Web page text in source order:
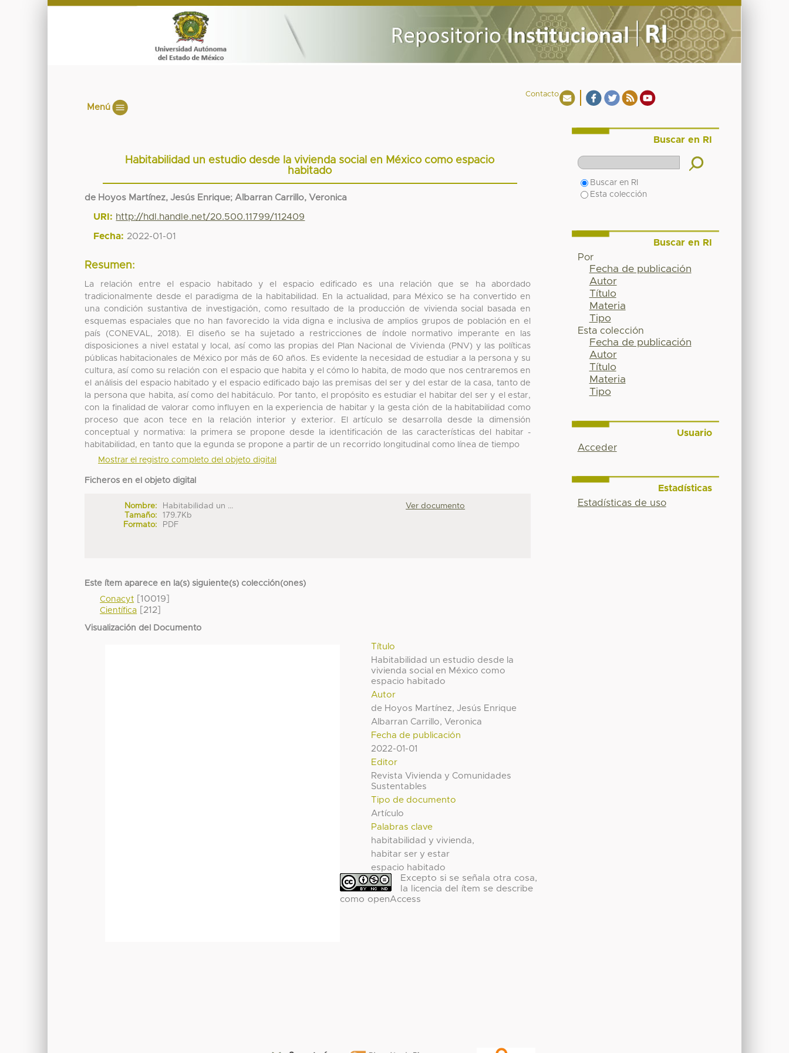
Contacto
Menú
Habitabilidad un estudio desde la vivienda social en México como espacio
habitado
de Hoyos Martínez, Jesús Enrique; Albarran Carrillo, Veronica
URI: http://hdl.handle.net/20.500.11799/112409
Fecha: 2022-01-01
Resumen:
La relación entre el espacio habitado y el espacio edificado es una relación que se ha abordado
tradicionalmente desde el paradigma de la habitabilidad. En la actualidad, para México se ha convertido en
una condición sustantiva de investigación, como resultado de la producción de vivienda social basada en
esquemas espaciales que no han favorecido la vida digna e inclusiva de amplios grupos de población en el
país (CONEVAL, 2018). El diseño se ha sujetado a restricciones de índole normativo imperante en las
disposiciones a nivel estatal y local, así como las propias del Plan Nacional de Vivienda (PNV) y las políticas
públicas habitacionales de México por más de 60 años. Es evidente la necesidad de estudiar a la persona y su
cultura, así como su relación con el espacio que habita y el cómo lo habita, de modo que nos centraremos en
el análisis del espacio habitado y el espacio edificado bajo las premisas del ser y del estar de la casa, tanto de
la persona que habita, así como del habitáculo. Por tanto, el propósito es estudiar el habitar del ser y el estar,
con la finalidad de valorar como influyen en la experiencia de habitar y la gesta ción de la habitabilidad como
proceso que acon tece en la relación interior y exterior. El artículo se desarrolla desde la dimensión
conceptual y normativa: la primera se propone desde la identificación de las características del habitar -
habitabilidad, en tanto que la egunda se propone a partir de un recorrido longitudinal como línea de tiempo
Mostrar el registro completo del objeto digital
Ficheros en el objeto digital
Nombre:
Habitabilidad un ...
Tamaño:
179.7Kb
Formato:
PDF
Ver documento
Este ítem aparece en la(s) siguiente(s) colección(ones)
Conacyt [10019]
Científica [212]
Visualización del Documento
Título
Habitabilidad un estudio desde la
vivienda social en México como
espacio habitado
Autor
de Hoyos Martínez, Jesús Enrique
Albarran Carrillo, Veronica
Fecha de publicación
2022-01-01
Editor
Revista Vivienda y Comunidades
Sustentables
Tipo de documento
Artículo
Palabras clave
habitabilidad y vivienda,
habitar ser y estar
espacio habitado
Excepto si se señala otra cosa,
la licencia del ítem se describe
como openAccess
Buscar en RI
Buscar en RI
Esta colección
Buscar en RI
Por
Fecha de publicación
Autor
Título
Materia
Tipo
Esta colección
Fecha de publicación
Autor
Título
Materia
Tipo
Usuario
Acceder
Estadísticas
Estadísticas de uso